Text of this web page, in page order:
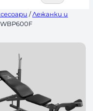
/Лежанки и